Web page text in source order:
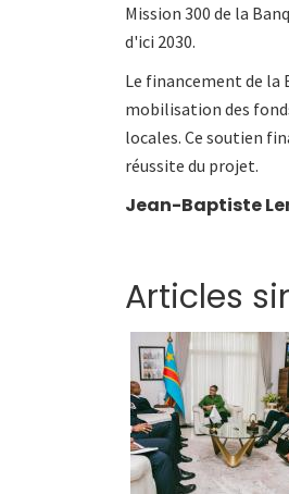
Mission 300 de la
d'ici 2030.
Le financement de
mobilisation des
locales. Ce soutien
réussite du projet.
Jean-Baptiste
Articles